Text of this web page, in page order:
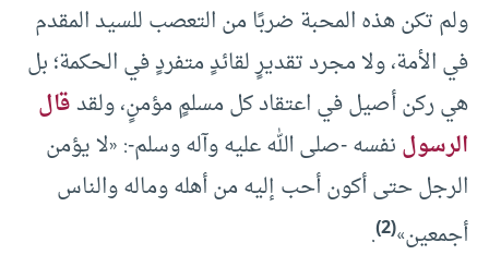
ولم تكن هذه المحبة ضربًا من التعصب للسيد المقدم
في الأمة، ولا مجرد تقديرٍ لقائدٍ متفردٍ في الحكمة؛ بل
هي ركن أصيل في اعتقاد كل مسلمٍ مؤمنٍ، ولقدقال
الرسولنفسه -صلى الله عليه وآله وسلم-: «لا يؤمن
الرجل حتى أكون أحب إليه من أهله وماله والناس
أجمعين»(2)
.